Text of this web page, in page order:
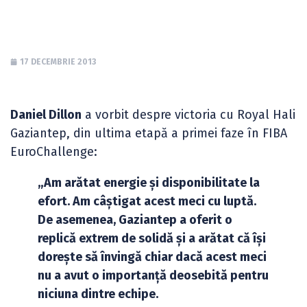
17 DECEMBRIE 2013
Daniel Dillon a vorbit despre victoria cu Royal Hali
Gaziantep, din ultima etapă a primei faze în FIBA
EuroChallenge:
„Am arătat energie și disponibilitate la
efort. Am câștigat acest meci cu luptă.
De asemenea, Gaziantep a oferit o
replică extrem de solidă și a arătat că își
dorește să învingă chiar dacă acest meci
nu a avut o importanță deosebită pentru
niciuna dintre echipe.